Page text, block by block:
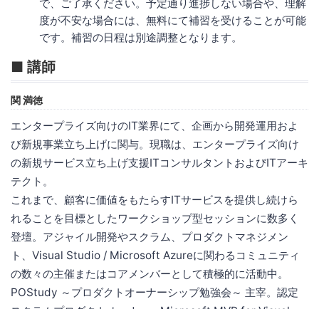
で、ご了承ください。予定通り進捗しない場合や、理解
度が不安な場合には、無料にて補習を受けることが可能
です。補習の日程は別途調整となります。
■ 講師
関 満徳
エンタープライズ向けのIT業界にて、企画から開発運用およ
び新規事業立ち上げに関与。現職は、エンタープライズ向け
の新規サービス立ち上げ支援ITコンサルタントおよびITアーキ
テクト。
これまで、顧客に価値をもたらすITサービスを提供し続けら
れることを目標としたワークショップ型セッションに数多く
登壇。アジャイル開発やスクラム、プロダクトマネジメン
ト、Visual Studio / Microsoft Azureに関わるコミュニティ
の数々の主催またはコアメンバーとして積極的に活動中。
POStudy ～プロダクトオーナーシップ勉強会～ 主宰。認定